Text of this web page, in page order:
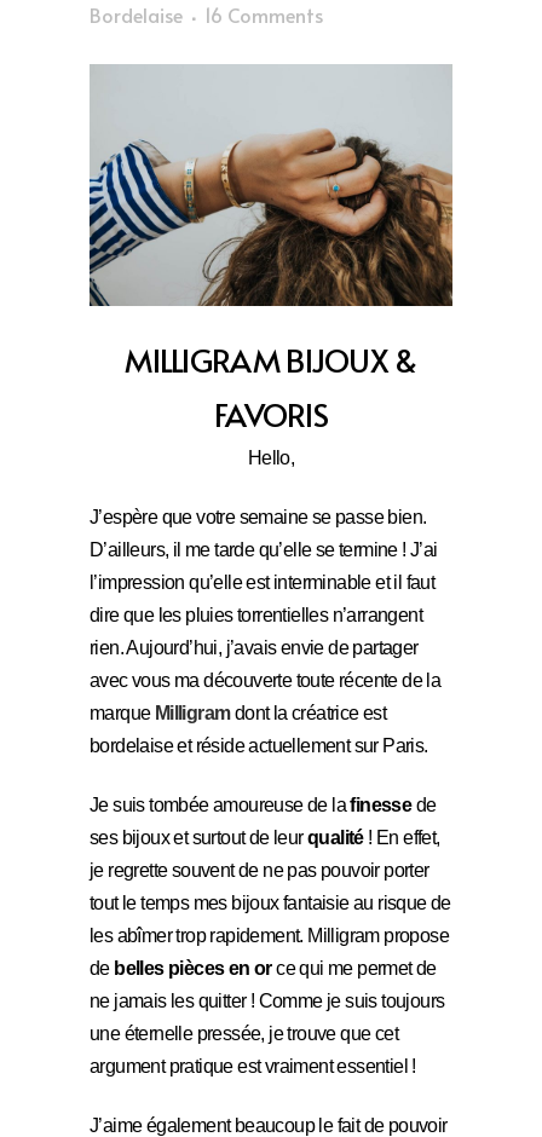
Bordelaise
16 Comments
MILLIGRAM BIJOUX &
FAVORIS
Hello,
J’espère que votre semaine se passe bien.
D’ailleurs, il me tarde qu’elle se termine ! J’ai
l’impression qu’elle est interminable et il faut
dire que les pluies torrentielles n’arrangent
rien. Aujourd’hui, j’avais envie de partager
avec vous ma découverte toute récente de la
marque Milligramdont la créatrice est
bordelaise et réside actuellement sur Paris.
Je suis tombée amoureuse de lafinessede
ses bijoux et surtout de leurqualité! En effet,
je regrette souvent de ne pas pouvoir porter
tout le temps mes bijoux fantaisie au risque de
les abîmer trop rapidement. Milligram propose
de belles pièces en orce qui me permet de
ne jamais les quitter ! Comme je suis toujours
une éternelle pressée, je trouve que cet
argument pratique est vraiment essentiel !
J’aime également beaucoup le fait de pouvoir